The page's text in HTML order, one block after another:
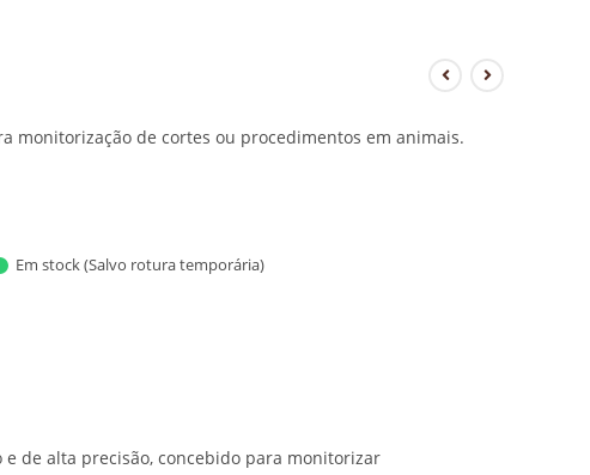
monitorização de cortes ou procedimentos em animais.
Em stock (Salvo rotura temporária)
de alta precisão, concebido para monitorizar